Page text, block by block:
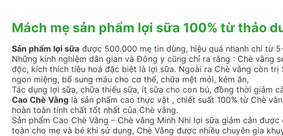
Mách mẹ sản phẩm lợi sữa 100% từ thảo
Sản phẩm lợi sữa được 500.000 mẹ tin dùng, hiệu quả nhanh chỉ từ
Những kinh nghiệm dân gian và Đông y cũng chỉ ra rằng : Chè
độc, kích thích tiêu hoá đặc biệt là lợi sữa. Ngoài ra Chè vằng còn trị
ngon miệng, bổ sung máu cho cơ thể, chữa mệt mỏi, kém ăn,
Tác dụng lợi sữa, chữa thiếu sữa, ít sữa cho con bú, đồng thời giảm
Cao Chè Vằng là sản phẩm cao thực vật , chiết suất 100% từ Chè
hoàn toàn tính chất tốt nhất của Chè vằng.
Sản phẩm Cao Chè Vằng – Chè vằng Minh Nhi lợi sữa giảm cân
toàn cho mẹ và bé khi sử dụng, Chè Vằng được nhiều chuyên gia